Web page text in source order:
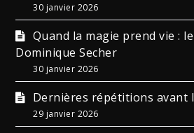
30 janvier 2026
Quand la magie prend vie :
Dominique Secher
30 janvier 2026
Dernières répétitions avant
29 janvier 2026